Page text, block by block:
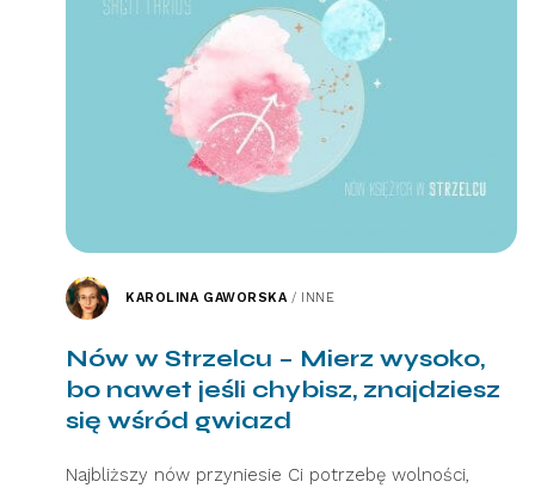
KAROLINA GAWORSKA/ INNE
Nów w Strzelcu – Mierz wysoko,
bo nawet jeśli chybisz, znajdziesz
się wśród gwiazd
Najbliższy nów przyniesie Ci potrzebę wolności,